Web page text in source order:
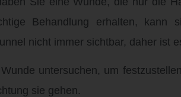
Behandlung erhalten, kann
nicht immer sichtbar, daher ist
untersuchen, um
sie gehen.